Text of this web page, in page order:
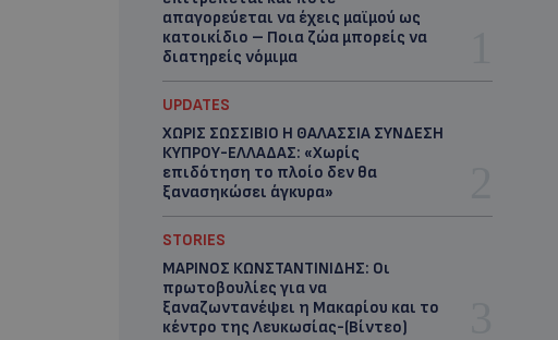
απαγορεύεται να έχεις μαϊμού ως
κατοικίδιο – Ποια ζώα μπορείς να
διατηρείς νόμιμα
UPDATES
ΧΩΡΙΣ ΣΩΣΣΙΒΙΟ Η ΘΑΛΑΣΣΙΑ ΣΥΝΔΕΣΗ
ΚΥΠΡΟΥ-ΕΛΛΑΔΑΣ: «Χωρίς
επιδότηση το πλοίο δεν θα
ξανασηκώσει άγκυρα»
STORIES
ΜΑΡΙΝΟΣ ΚΩΝΣΤΑΝΤΙΝΙΔΗΣ: Οι
πρωτοβουλίες για να
ξαναζωντανέψει η Μακαρίου και το
κέντρο της Λευκωσίας-(Βίντεο)